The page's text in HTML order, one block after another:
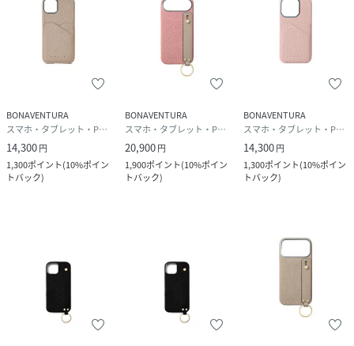
BONAVENTURA
スマホ・タブレット・PCケース/カバー
14,300円
1,300ポイント(10%ポイン
トバック)
BONAVENTURA
スマホ・タブレット・PCケース/カバー
20,900円
1,900ポイント(10%ポイン
トバック)
BONAVENTURA
スマホ・タブレット・PCケース/カバー
14,300円
1,300ポイント(10%ポイン
トバック)